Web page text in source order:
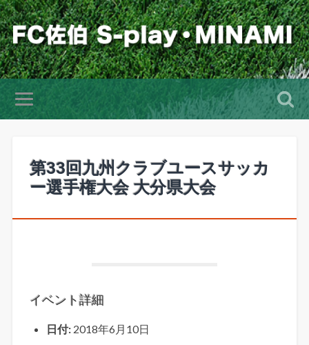
第33回九州クラブユースサッカ
ー選手権大会 大分県大会
イベント詳細
日付: 2018年6月10日